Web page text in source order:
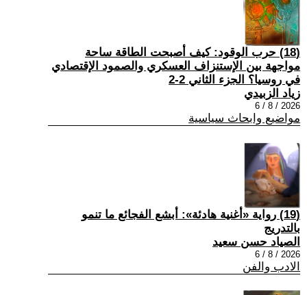
(18) حرب الوقود: كيف أصبحت الطاقة ساحة
مواجهة بين الإستنزاف العسكري والصمود الإقتصادي
في روسيا؟ الجزء الثاني 2-2
زياد الزبيدي
2026 / 8 / 6
مواضيع وابحاث سياسية
(19) رواية «أغنية هادئة»: أبشع الفجائع ما تنمو
بالتدريج
الصياد حسن سعيد
2026 / 8 / 6
الادب والفن